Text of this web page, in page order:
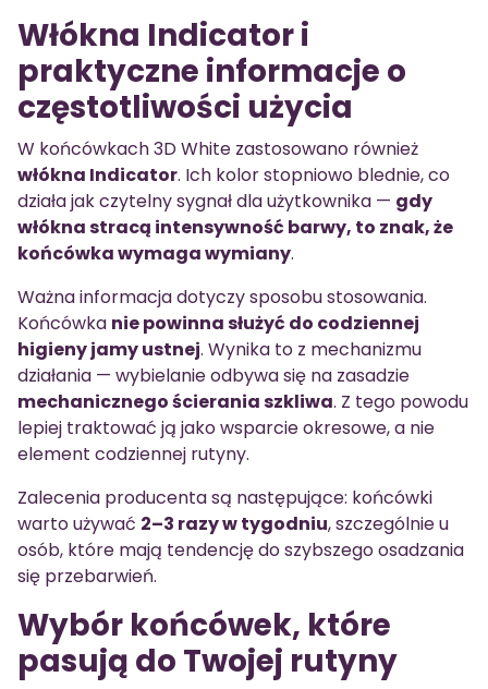
Włókna Indicator i
praktyczne informacje o
częstotliwości użycia
W końcówkach 3D White zastosowano również
włókna Indicator. Ich kolor stopniowo blednie, co
działa jak czytelny sygnał dla użytkownika — gdy
włókna stracą intensywność barwy, to znak, że
końcówka wymaga wymiany.
Ważna informacja dotyczy sposobu stosowania.
Końcówka nie powinna służyć do codziennej
higieny jamy ustnej. Wynika to z mechanizmu
działania — wybielanie odbywa się na zasadzie
mechanicznego ścierania szkliwa. Z tego powodu
lepiej traktować ją jako wsparcie okresowe, a nie
element codziennej rutyny.
Zalecenia producenta są następujące: końcówki
warto używać 2–3 razy w tygodniu, szczególnie u
osób, które mają tendencję do szybszego osadzania
się przebarwień.
Wybór końcówek, które
pasują do Twojej rutyny